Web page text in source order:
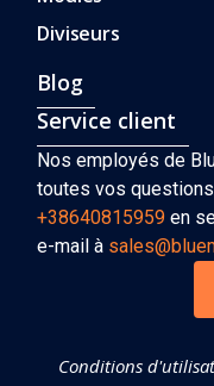
Diviseurs
Blog
Service client
Nos employés de
toutes vos
+38640815959 en
e-mail à
Conditions